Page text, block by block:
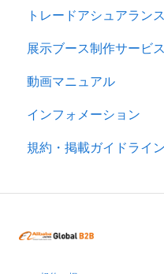
トレードアシュアランス
展示ブース制作サービス
動画マニュアル
インフォメーション
規約・掲載ガイドライン